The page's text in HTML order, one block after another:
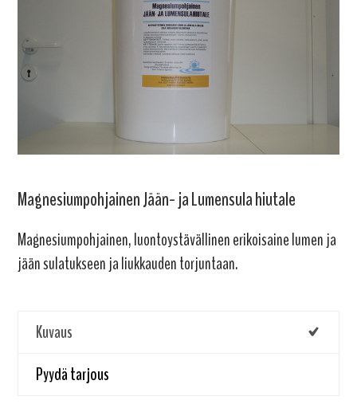
Magnesiumpohjainen Jään- ja Lumensula hiutale
Magnesiumpohjainen, luontoystävällinen erikoisaine lumen ja
jään sulatukseen ja liukkauden torjuntaan.
Kuvaus
Pyydä tarjous